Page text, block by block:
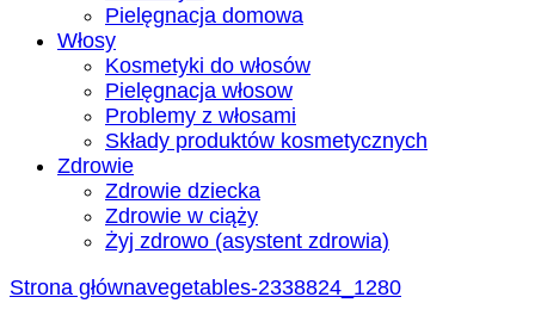
Pielęgnacja domowa
Włosy
Kosmetyki do włosów
Pielęgnacja włosow
Problemy z włosami
Składy produktów kosmetycznych
Zdrowie
Zdrowie dziecka
Zdrowie w ciąży
Żyj zdrowo (asystent zdrowia)
Strona głównavegetables-2338824_1280